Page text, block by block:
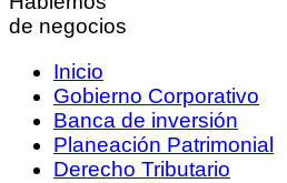
de negocios
Inicio
Gobierno Corporativo
Banca de inversión
Planeación Patrimonial
Derecho Tributario